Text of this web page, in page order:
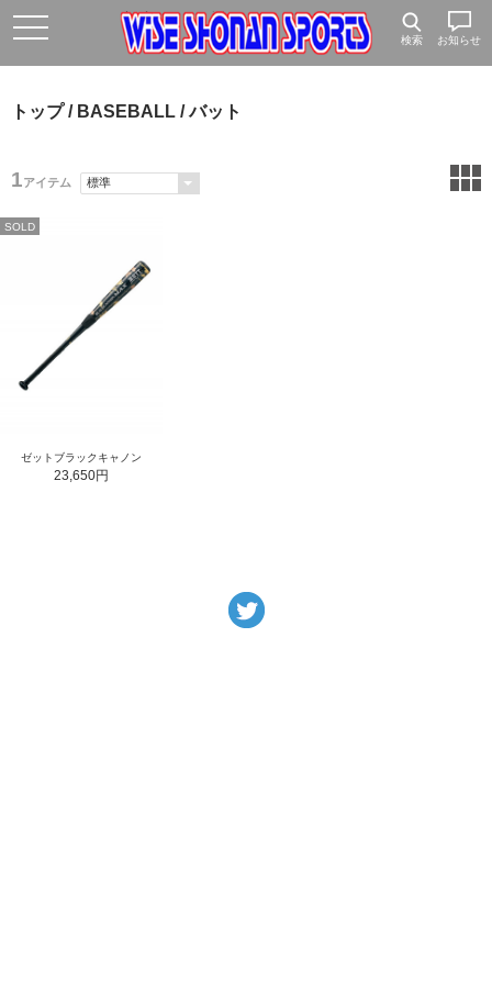
検索 お知らせ
トップ/ BASEBALL / バット
1アイテム
SOLD
ゼットブラックキャノン
23,650円